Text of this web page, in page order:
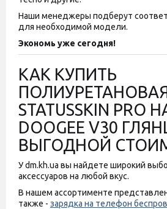
Наши менеджеры подберут
для необходимой модели.
Экономь уже сегодня!
КАК КУПИТЬ
STATUSSKIN PRO
DOOGEE V30
ВЫГОДНОЙ
У dm.kh.ua вы найдете широкий
аксессуаров на любой вкус.
В нашем ассортименте
также - зарядка на телефон